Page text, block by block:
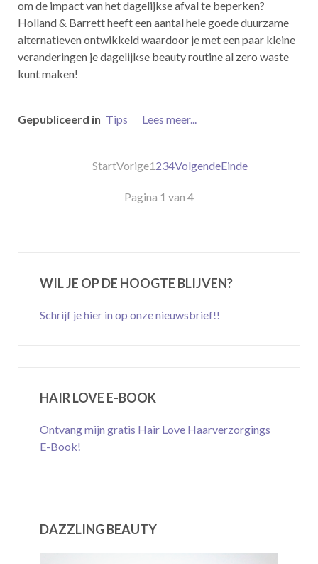
om de impact van het dagelijkse afval te beperken?
Holland & Barrett heeft een aantal hele goede duurzame
alternatieven ontwikkeld waardoor je met een paar kleine
veranderingen je dagelijkse beauty routine al zero waste
kunt maken!
Gepubliceerd in Tips Lees meer...
StartVorige1 234VolgendeEinde
Pagina 1 van 4
WIL JE OP DE HOOGTE BLIJVEN?
Schrijf je hier in op onze nieuwsbrief!!
HAIR LOVE E-BOOK
Ontvang mijn gratis Hair Love Haarverzorgings
E-Book!
DAZZLING BEAUTY